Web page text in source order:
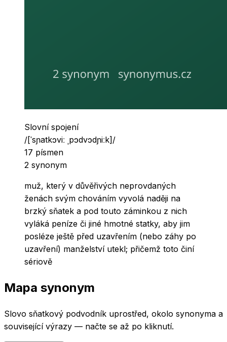
Slovní druh
Slovní spojení
Výslovnost
/[ˈsɲatkɔviː ˌpɔdvɔdɲiːk]/
Počet písmen
17 písmen
Počet synonym
2 synonym
muž, který v důvěřivých neprovdaných
ženách svým chováním vyvolá naději na
brzký sňatek a pod touto záminkou z nich
vyláká peníze či jiné hmotné statky, aby jim
posléze ještě před uzavřením (nebo záhy po
uzavření) manželství utekl; přičemž toto činí
sériově
Mapa synonym
Slovo sňatkový podvodník uprostřed, okolo synonyma a
související výrazy — načte se až po kliknutí.